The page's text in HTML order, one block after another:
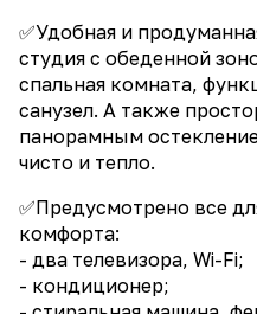
✅Удобная и
студия с обеденной
спальная комната,
санузел. А также
панорамным
чисто и тепло.
✅Предусмотрено все
комфорта:
- два телевизора, Wi-Fi;
- кондиционер;